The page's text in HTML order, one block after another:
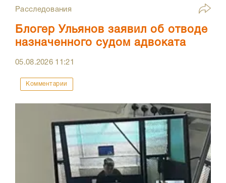
Расследования
Блогер Ульянов заявил об отводе
назначенного судом адвоката
05.08.2026 11:21
Комментарии